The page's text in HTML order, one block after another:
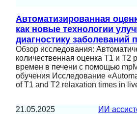
Автоматизированная
как новые технологии
диагностику заболеваний
Обзор исследования:
количественная оценка T1 и T2
времен в печени с помощью
обучения Исследование
of T1 and T2 relaxation times in
21.05.2025 ИИ